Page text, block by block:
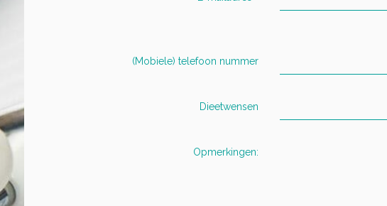
(Mobiele) telefoon nummer
Dieetwensen
Opmerkingen: